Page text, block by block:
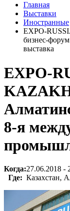
Главная
Выставки
Иностранные
EXPO-
бизнес-
выставка
EXPO-
8-я
Когда:27.06.2018 -
Где: Казахстан,